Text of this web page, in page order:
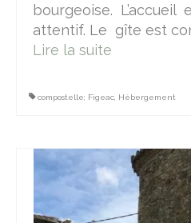
bourgeoise. L’accueil
attentif. Le gîte est
Lire la suite­­
compostelle; Figeac Hébergement